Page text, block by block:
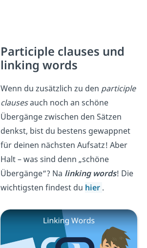
Participle clauses und
linking words
Wenn du zusätzlich zu den participle
clausesauch noch an schöne
Übergänge zwischen den Sätzen
denkst, bist du bestens gewappnet
für deinen nächsten Aufsatz! Aber
Halt – was sind denn „schöne
Übergänge“? Na linking words! Die
wichtigsten findest du hier .